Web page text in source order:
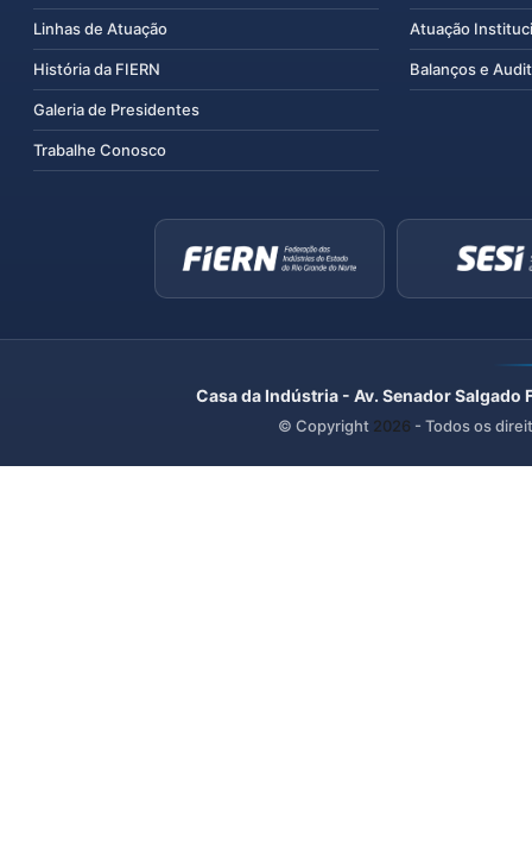
Linhas de Atuação
História da FIERN
Galeria de Presidentes
Trabalhe Conosco
Atuação
Balanços e
Casa da Indústria - Av. Senador
© Copyright 2026 - Todos os